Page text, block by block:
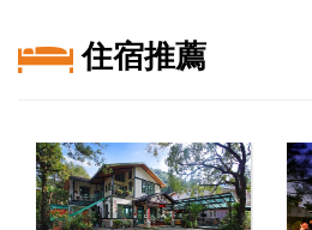
住宿推薦